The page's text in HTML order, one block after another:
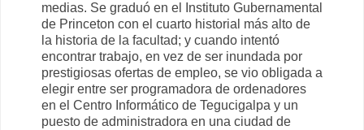
medias. Se graduó en el Instituto Gubernamental
de Princeton con el cuarto historial más alto de
la historia de la facultad; y cuando intentó
encontrar trabajo, en vez de ser inundada por
prestigiosas ofertas de empleo, se vio obligada a
elegir entre ser programadora de ordenadores
en el Centro Informático de Tegucigalpa y un
puesto de administradora en una ciudad de